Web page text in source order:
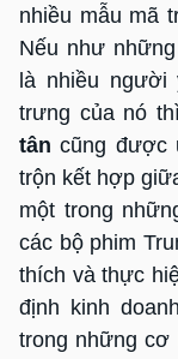
nhiều mẫu mã
Nếu như
là nhiều người
trưng của nó
tân cũng được
trộn kết hợp
một trong
các bộ phim
thích và thực
định kinh
trong những cơ